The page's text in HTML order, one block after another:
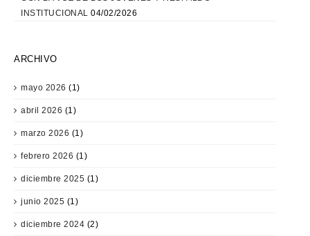
INSTITUCIONAL 04/02/2026
ARCHIVO
mayo 2026 (1)
abril 2026 (1)
marzo 2026 (1)
febrero 2026 (1)
diciembre 2025 (1)
junio 2025 (1)
diciembre 2024 (2)